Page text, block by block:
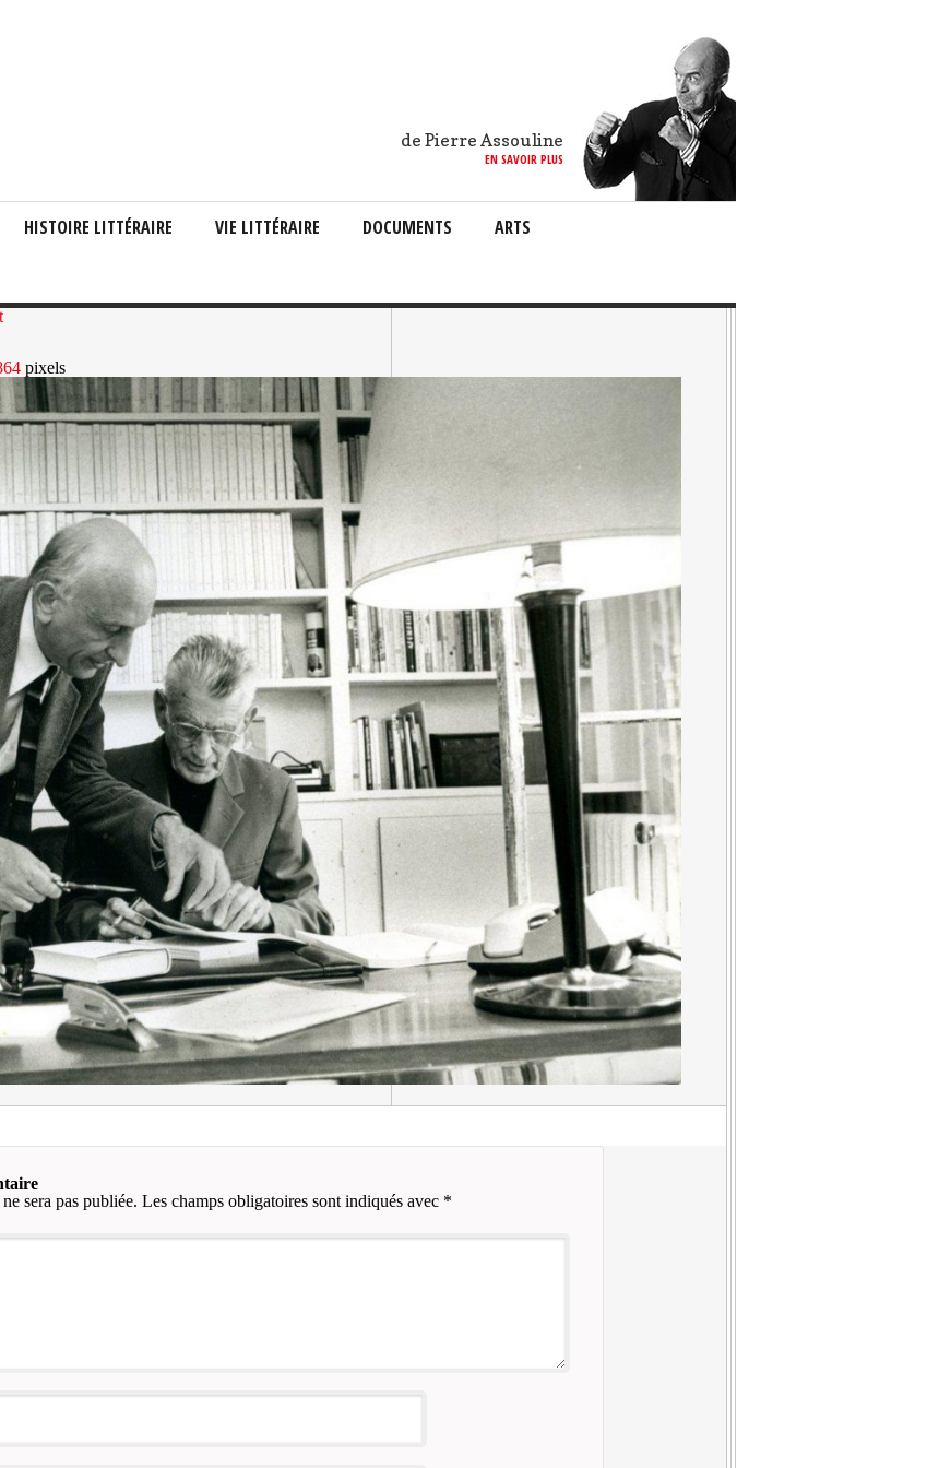
de Pierre Assouline
EN SAVOIR PLUS
HISTOIRE LITTÉRAIRE VIE LITTÉRAIRE DOCUMENTS ARTS
pixels
sera pas publiée. Les champs obligatoires sont indiqués avec *